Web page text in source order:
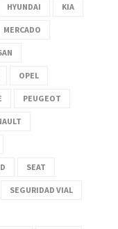
HYUNDAI KIA
MERCADO
OPEL
PEUGEOT
SEAT
SEGURIDAD VIAL